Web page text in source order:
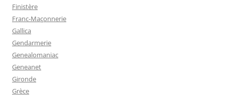
Finistère
Franc-Maçonnerie
Gallica
Gendarmerie
Genealomaniac
Geneanet
Gironde
Grèce